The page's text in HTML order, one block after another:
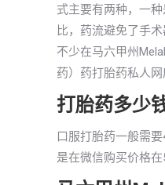
式主要有两种，一
比，药流避免了手
不少在马六甲州
药）药打胎药私人
打胎药多少
口服打胎药一般需
是在微信购买价格在